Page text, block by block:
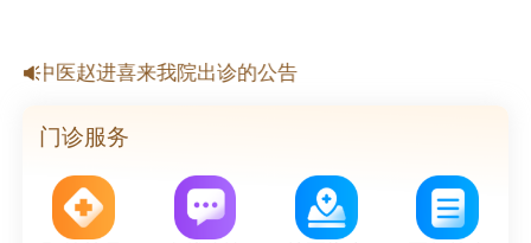
中医赵进喜来我院出诊的公告
市名老中医来我院出诊的公告
门诊服务